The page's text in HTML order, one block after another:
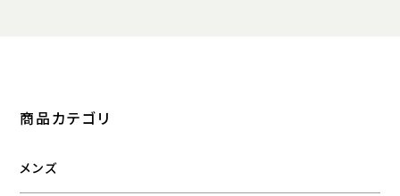
商品カテゴリ
メンズ